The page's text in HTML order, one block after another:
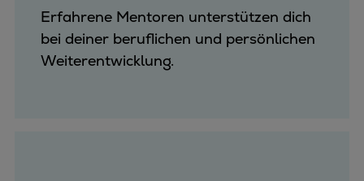
Erfahrene Mentoren unterstützen dich
bei deiner beruflichen und persönlichen
Weiterentwicklung.